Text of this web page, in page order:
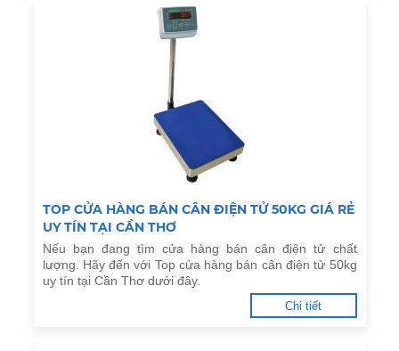
TOP CỬA HÀNG BÁN CÂN ĐIỆN TỬ 50KG GIÁ RẺ
UY TÍN TẠI CẦN THƠ
Nếu bạn đang tìm cửa hàng bán cân điện tử chất
lượng. Hãy đến với Top cửa hàng bán cân điện tử 50kg
uy tín tại Cần Thơ dưới đây.
Chi tiết